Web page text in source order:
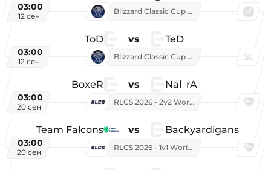
03:00
12 сен
Blizzard Classic Cup 2026
ToD vs TeD
03:00
12 сен
Blizzard Classic Cup 2026
BoxeR vs Nal_rA
03:00
20 сен
RLCS 2026 - 2v2 World Championship
Team Falcons vs Backyardigans
03:00
20 сен
RLCS 2026 - 1v1 World Championship